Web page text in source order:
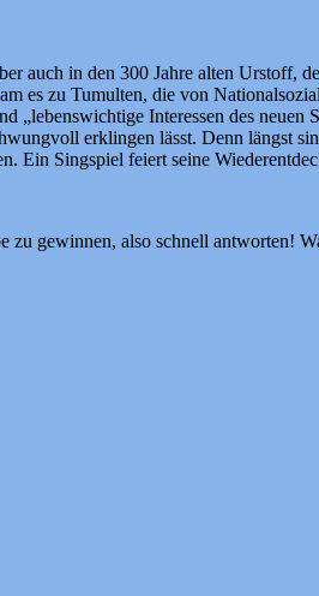
auch in den 300 Jahre alten Urstoff,
es zu Tumulten, die von
Interessen des
erklingen lässt. Denn längst
Ein Singspiel feiert seine
gewinnen, also schnell antworten!